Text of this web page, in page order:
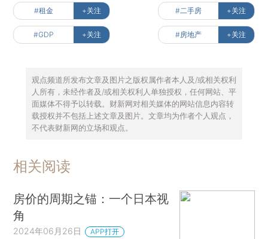
#租金 +关注 #二手房 +关注
#GDP +关注 #房地产 +关注
观点频道所发布文章及图片之版权属作者本人及/或相关权利
人所有，未经作者及/或相关权利人单独授权，任何网站、平
面媒体不得予以转载。财新网对相关媒体的网站信息内容转
载授权并不包括上述文章及图片。文章均为作者个人观点，
不代表财新网的立场和观点。
相关阅读
房价的周期之锚：一个日本视
角
2024年06月26日 APP打开